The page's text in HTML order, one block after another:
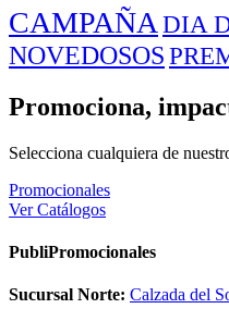
CAMPAÑA DIA
NOVEDOSOS
Promociona,
Selecciona cualquiera de
Promocionales
Ver Catálogos
PubliPromocionales
Sucursal Norte: Calzada del